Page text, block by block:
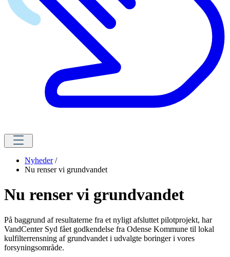
Nyheder /
Nu renser vi grundvandet
Nu renser vi grundvandet
På baggrund af resultaterne fra et nyligt afsluttet pilotprojekt, har
VandCenter Syd fået godkendelse fra Odense Kommune til lokal
kulfilterrensning af grundvandet i udvalgte boringer i vores
forsyningsområde.